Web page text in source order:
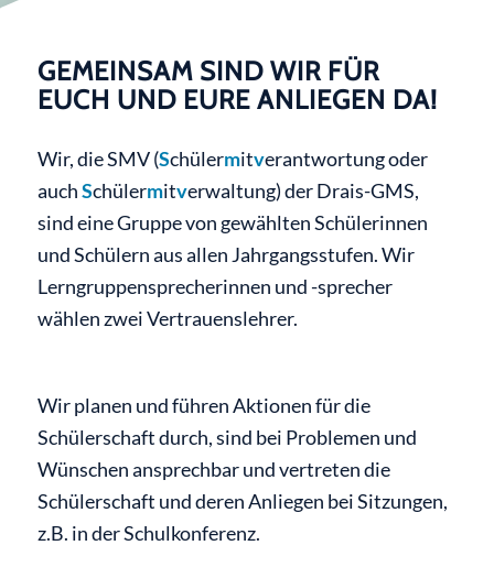
GEMEINSAM SIND WIR FÜR
EUCH UND EURE ANLIEGEN DA!
Wir, die SMV (Schülermitverantwortung oder
auchSchülermitverwaltung) der Drais-GMS,
sind eine Gruppe von gewählten Schülerinnen
und Schülern aus allen Jahrgangsstufen. Wir
Lerngruppensprecherinnen und -sprecher
wählen zwei Vertrauenslehrer.
Wir planen und führen Aktionen für die
Schülerschaft durch, sind bei Problemen und
Wünschen ansprechbar und vertreten die
Schülerschaft und deren Anliegen bei Sitzungen,
z.B. in der Schulkonferenz.